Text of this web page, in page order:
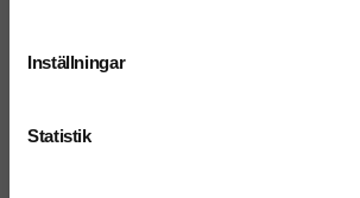
Inställningar
Statistik